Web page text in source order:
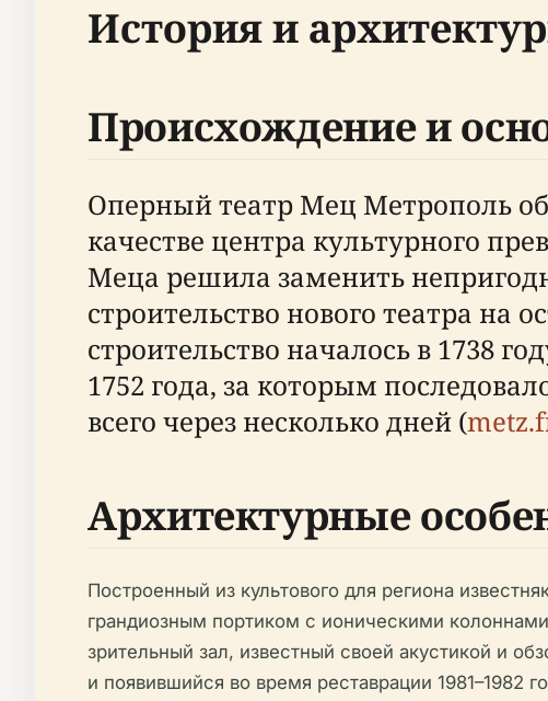
История и
Происхождение и
Оперный театр Мец Метрополь
качестве центра культурного
Меца решила заменить
строительство нового театра
строительство началось в 1738
1752 года, за которым
всего через несколько дней (
Архитектурные
Построенный из культового для региона
грандиозным портиком с ионическими
зрительный зал, известный своей акустикой и
и появившийся во время реставрации 1981–1982